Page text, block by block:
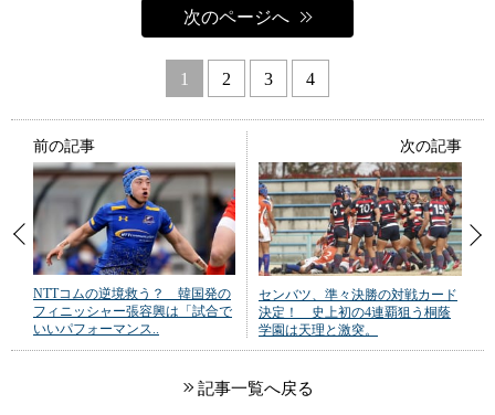
次のページへ
1 2 3 4
前の記事
NTTコムの逆境救う？ 韓国発の
フィニッシャー張容興は「試合で
いいパフォーマンス..
次の記事
センバツ、準々決勝の対戦カード
決定！ 史上初の4連覇狙う桐蔭
学園は天理と激突。
記事一覧へ戻る